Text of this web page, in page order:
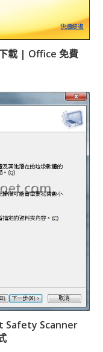
載 | Office 免費
Safety Scanner